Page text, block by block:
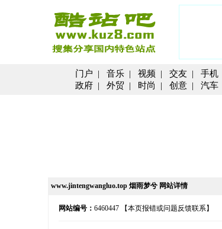
门户 | 音乐 | 视频 | 交友 | 手机
政府 | 外贸 | 时尚 | 创意 | 汽车
www.jintengwangluo.top 烟雨梦兮 网站详情
网站编号： 6460447 【本页报错或问题反馈联系】